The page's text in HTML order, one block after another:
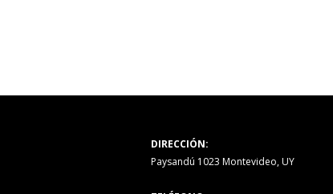
DIRECCIÓN:
Paysandú 1023 Montevideo, UY